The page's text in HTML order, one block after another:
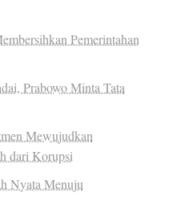
Pemerintahan
Prabowo Minta Tata
Mewujudkan
dari Korupsi
Nyata Menuju